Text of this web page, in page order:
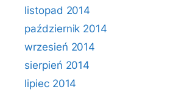
listopad 2014
październik 2014
wrzesień 2014
sierpień 2014
lipiec 2014